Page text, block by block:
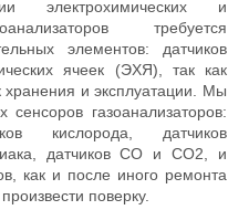
электрохимических и
требуется
элементов: датчиков
ячеек (ЭХЯ), так как
и эксплуатации. Мы
газоанализаторов:
кислорода, датчиков
датчиков CO и CO2, и
как и после иного ремонта
произвести поверку.